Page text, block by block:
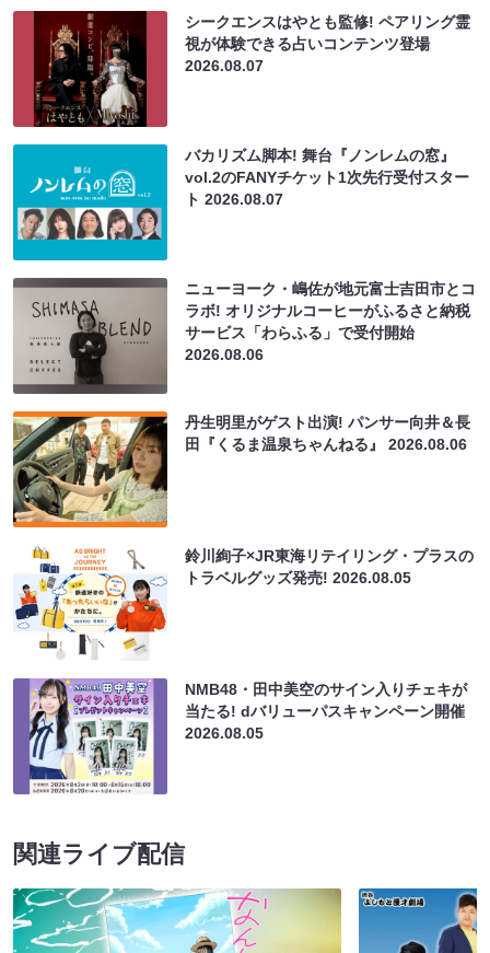
シークエンスはやとも監修! ペアリング霊
視が体験できる占いコンテンツ登場
2026.08.07
バカリズム脚本! 舞台『ノンレムの窓』
vol.2のFANYチケット1次先行受付スター
ト2026.08.07
ニューヨーク・嶋佐が地元富士吉田市とコ
ラボ! オリジナルコーヒーがふるさと納税
サービス「わらふる」で受付開始
2026.08.06
丹生明里がゲスト出演! パンサー向井＆長
田『くるま温泉ちゃんねる』2026.08.06
鈴川絢子×JR東海リテイリング・プラスの
トラベルグッズ発売!2026.08.05
NMB48・田中美空のサイン入りチェキが
当たる! dバリューパスキャンペーン開催
2026.08.05
関連ライブ配信